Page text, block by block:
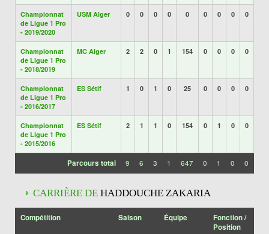
Championnat
de Ligue 1 Pro
- 2019/2020
USM Alger 0 0 0 0 0 0 0 0 0
Championnat
de Ligue 1 Pro
- 2018/2019
MC Alger 2 2 0 1 154 0 0 0 0
Championnat
de Ligue 1 Pro
- 2016/2017
ES Sétif 1 0 1 0 25 0 0 0 0
Championnat
de Ligue 1 Pro
- 2015/2016
ES Sétif 2 1 1 0 154 0 1 0 0
Parcours total 9 6 3 1 647 0 1 0 0
CARRIÈRE DE HADDOUCHE ZAKARIA
Compétition Saison Équipe
Fonction /
Position